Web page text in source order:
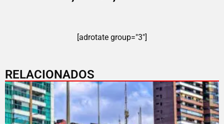
[adrotate group="3"]
RELACIONADOS